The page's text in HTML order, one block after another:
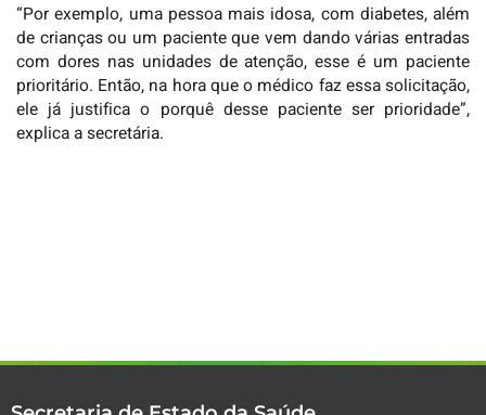
“Por exemplo, uma pessoa mais idosa, com diabetes, além
de crianças ou um paciente que vem dando várias entradas
com dores nas unidades de atenção, esse é um paciente
prioritário. Então, na hora que o médico faz essa solicitação,
ele já justifica o porquê desse paciente ser prioridade”,
explica a secretária.